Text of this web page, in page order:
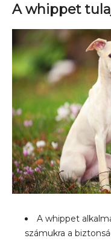
A whippet
A whippet
számukra a